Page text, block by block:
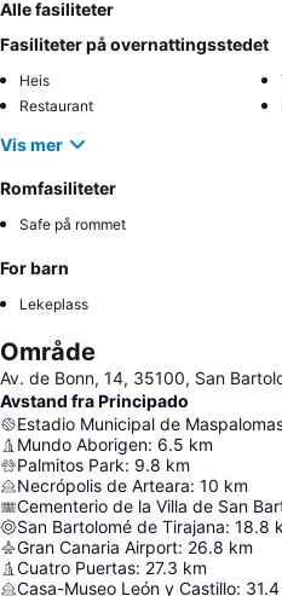
Alle fasiliteter
Fasiliteter på overnattingsstedet
Heis
Restaurant
Vis mer
Romfasiliteter
Safe på rommet
For barn
Lekeplass
Område
Av. de Bonn, 14, 35100, San
Avstand fra Principado
Estadio Municipal de
Mundo Aborigen: 6.5 km
Palmitos Park: 9.8 km
Necrópolis de Arteara: 10 km
Cementerio de la Villa de San
San Bartolomé de Tirajana: 18.8
Gran Canaria Airport: 26.8 km
Cuatro Puertas: 27.3 km
Casa-Museo León y Castillo: 31.4